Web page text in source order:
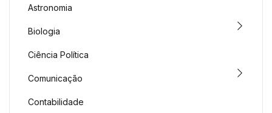
Astronomia
Biologia
Ciência Política
Comunicação
Contabilidade